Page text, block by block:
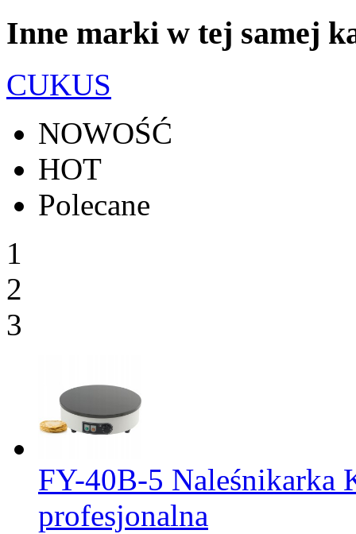
Inne marki w tej samej
CUKUS
NOWOŚĆ
HOT
Polecane
1
2
3
FY-40B-5 Naleśnikarka
profesjonalna